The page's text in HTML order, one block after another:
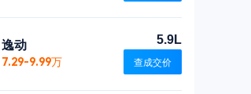
逸动
7.29-9.99万
5.9L
查成交价